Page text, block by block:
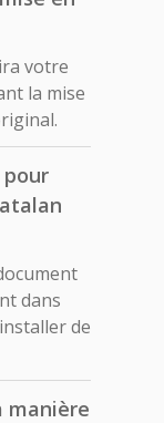
votre
la mise
dans
de
manière